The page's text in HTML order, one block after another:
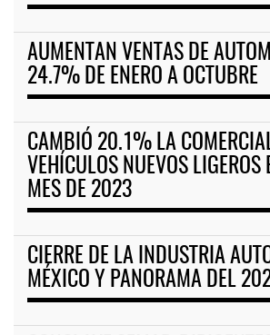
AUMENTAN VENTAS DE
24.7% DE ENERO A OCTUBRE
CAMBIÓ 20.1% LA
VEHÍCULOS NUEVOS LIGEROS
MES DE 2023
CIERRE DE LA INDUSTRIA
MÉXICO Y PANORAMA DEL